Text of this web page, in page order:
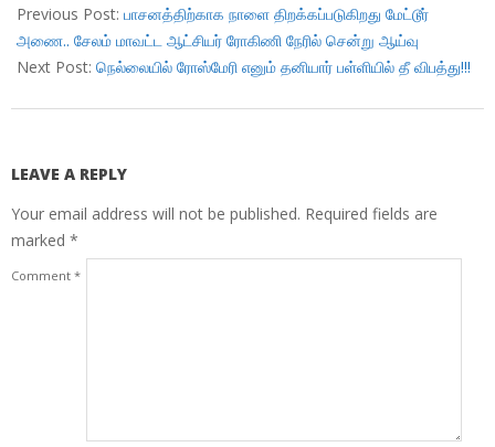
07-
18
Previous Post: பாசனத்திற்காக நாளை திறக்கப்படுகிறது மேட்டூர்
அணை.. சேலம் மாவட்ட ஆட்சியர் ரோகிணி நேரில் சென்று ஆய்வு
Next Post: நெல்லையில் ரோஸ்மேரி எனும் தனியார் பள்ளியில் தீ விபத்து!!!
LEAVE A REPLY
Your email address will not be published. Required fields are
marked *
Comment *